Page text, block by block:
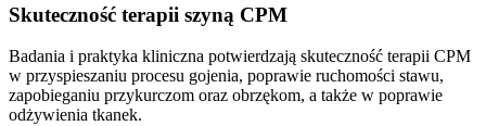
Skuteczność terapii szyną CPM
Badania i praktyka kliniczna potwierdzają skuteczność terapii CPM
w przyspieszaniu procesu gojenia, poprawie ruchomości stawu,
zapobieganiu przykurczom oraz obrzękom, a także w poprawie
odżywienia tkanek.